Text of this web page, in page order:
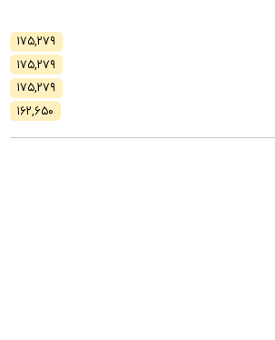
۱۷۵,۲۷۹
۱۷۵,۲۷۹
۱۷۵,۲۷۹
۱۶۲,۶۵۰